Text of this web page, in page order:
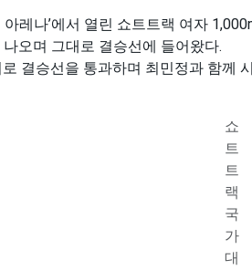
레나’에서 열린 쇼트트랙 여자
오며 그대로 결승선에 들어왔다.
결승선을 통과하며 최민정과 함께
쇼
트
트
랙
국
가
대